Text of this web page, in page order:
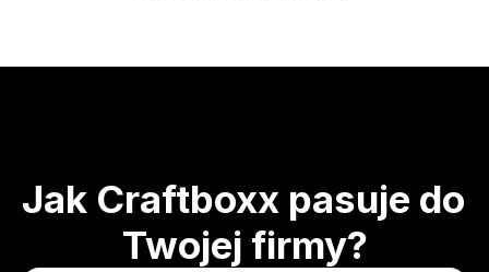
Jak Craftboxx pasuje do
Twojej firmy?